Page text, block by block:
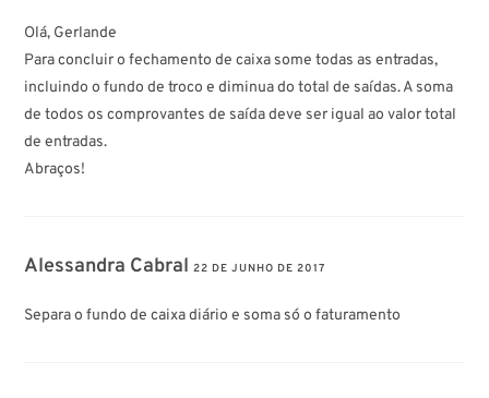
Olá, Gerlande
Para concluir o fechamento de caixa some todas as entradas,
incluindo o fundo de troco e diminua do total de saídas. A soma
de todos os comprovantes de saída deve ser igual ao valor total
de entradas.
Abraços!
Alessandra Cabral22 DE JUNHO DE 2017
Separa o fundo de caixa diário e soma só o faturamento